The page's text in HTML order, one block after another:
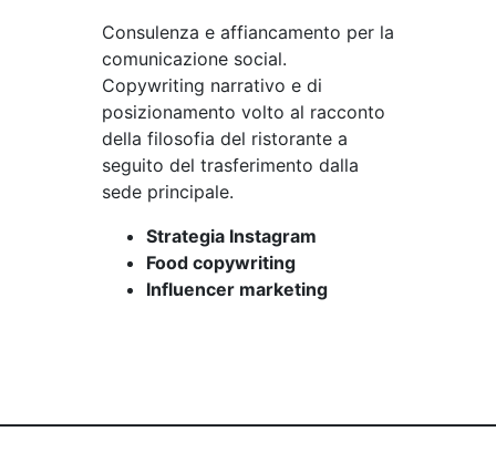
Consulenza e affiancamento per la
comunicazione social.
Copywriting narrativo e di
posizionamento volto al racconto
della filosofia del ristorante a
seguito del trasferimento dalla
sede principale.
Strategia Instagram
Food copywriting
Influencer marketing